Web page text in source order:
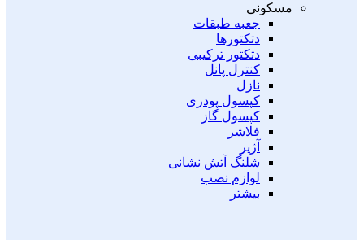
مسکونی
جعبه طبقات
دتکتورها
دتکتور ترکیبی
کنترل پانل
نازل
کپسول پودری
کپسول گاز
فلاشر
آژیر
شلنگ آتش نشانی
لوازم نصب
بیشتر